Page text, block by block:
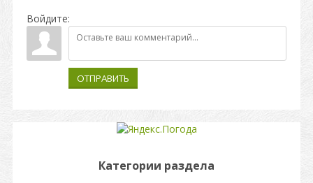
Войдите:
ОТПРАВИТЬ
Категории раздела